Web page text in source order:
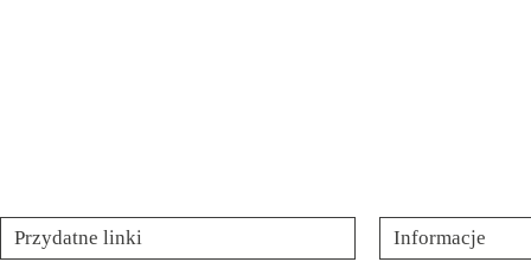
Przydatne linki Informacje